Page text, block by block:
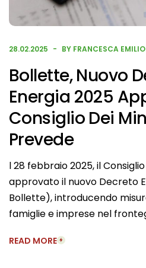
28.02.2025 BY FRANCESCA EMILIO
Bollette, Nuovo
Energia 2025
Consiglio Dei
Prevede
l 28 febbraio 2025, il
approvato il nuovo Decreto
Bollette), introducendo
famiglie e imprese nel
READ MORE